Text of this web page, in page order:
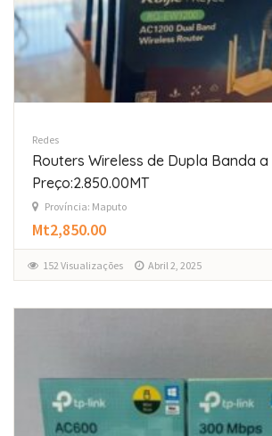
Redes
Routers Wireless de Dupla Banda
Preço:2.850.00MT
Província: Maputo
Mt2,850.00
152 Visualizações Abril 2, 2025